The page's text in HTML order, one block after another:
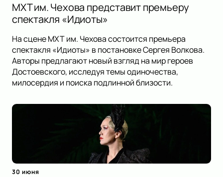
МХТ им. Чехова представит премьеру
спектакля «Идиоты»
На сцене МХТ им. Чехова состоится премьера
спектакля «Идиоты» в постановке Сергея Волкова.
Авторы предлагают новый взгляд на мир героев
Достоевского, исследуя темы одиночества,
милосердия и поиска подлинной близости.
30 июня